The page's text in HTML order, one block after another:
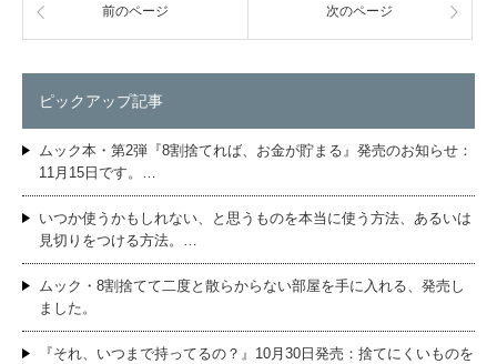
前のページ 次のページ
ピックアップ記事
ムック本・第2弾『8割捨てれば、お金が貯まる』発売のお知らせ：
11月15日です。…
いつか使うかもしれない、と思うものを本当に使う方法、あるいは
見切りをつける方法。…
ムック・8割捨てて二度と散らからない部屋を手に入れる、発売し
ました。
『それ、いつまで持ってるの？』10月30日発売：捨てにくいものを